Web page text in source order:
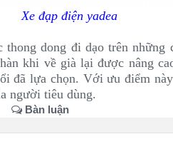
Xe đạp điện yadea
dong đi dạo trên
khi về già lại được nâng
đã lựa chọn. Với ưu điểm
người tiêu dùng.
Bàn luận